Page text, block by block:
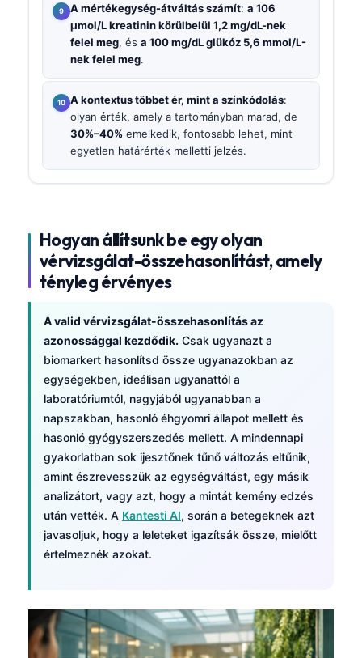
A mértékegység-átváltás számít: a 106
µmol/L kreatinin körülbelül 1,2 mg/dL-nek
felel meg, és a 100 mg/dL glükóz 5,6 mmol/L-
nek felel meg.
A kontextus többet ér, mint a színkódolás:
olyan érték, amely a tartományban marad, de
30%–40% emelkedik, fontosabb lehet, mint
egyetlen határérték melletti jelzés.
Hogyan állítsunk be egy olyan
vérvizsgálat-összehasonlítást, amely
tényleg érvényes
A valid vérvizsgálat-összehasonlítás az
azonossággal kezdődik. Csak ugyanazt a
biomarkert hasonlítsd össze ugyanazokban az
egységekben, ideálisan ugyanattól a
laboratóriumtól, nagyjából ugyanabban a
napszakban, hasonló éhgyomri állapot mellett és
hasonló gyógyszerszedés mellett. A mindennapi
gyakorlatban sok ijesztőnek tűnő változás eltűnik,
amint észrevesszük az egységváltást, egy másik
analizátort, vagy azt, hogy a mintát kemény edzés
után vették. A Kantesti AI, során a betegeknek azt
javasoljuk, hogy a leleteket igazítsák össze, mielőtt
értelmeznék azokat.